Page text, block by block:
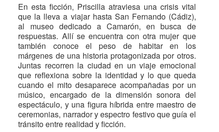
En esta ficción, Priscilla atraviesa una crisis vital
que la lleva a viajar hasta San Fernando (Cádiz),
al museo dedicado a Camarón, en busca de
respuestas. Allí se encuentra con otra mujer que
también conoce el peso de habitar en los
márgenes de una historia protagonizada por otros.
Juntas recorren la ciudad en un viaje emocional
que reflexiona sobre la identidad y lo que queda
cuando el mito desaparece acompañadas por un
músico, encargado de la dimensión sonora del
espectáculo, y una figura híbrida entre maestro de
ceremonias, narrador y espectro festivo que guía el
tránsito entre realidad y ficción.